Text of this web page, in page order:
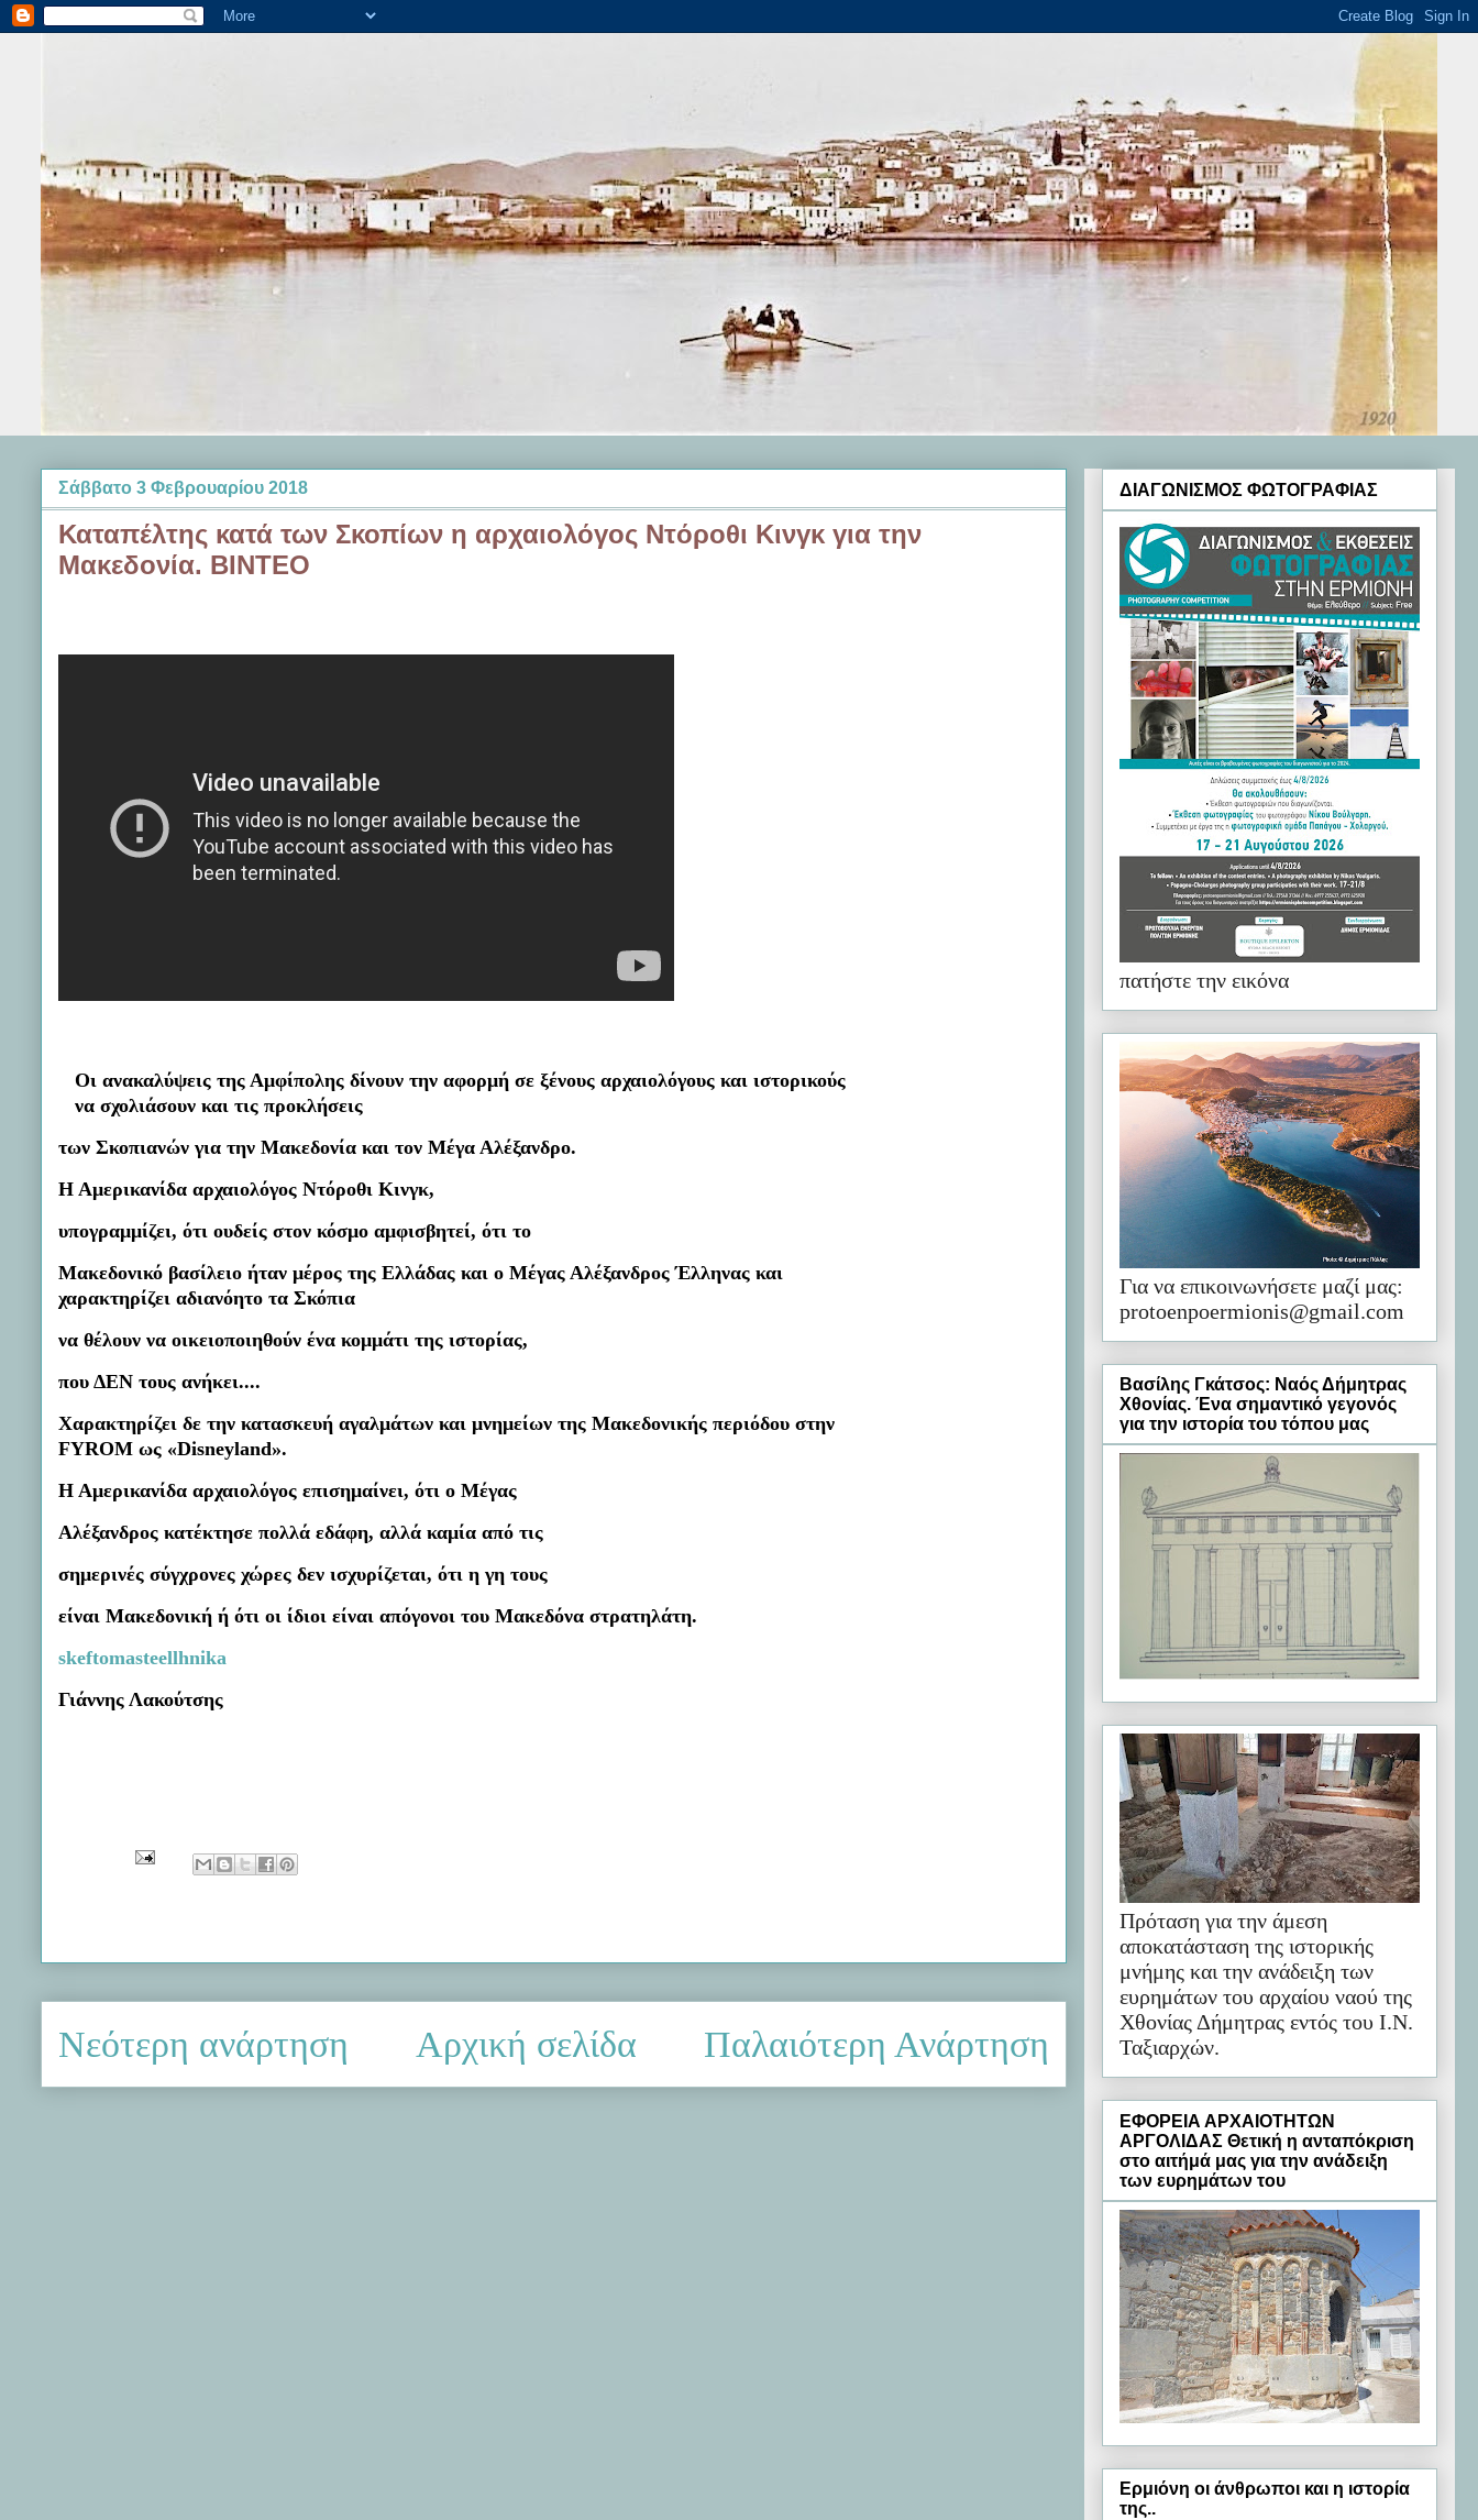
Σάββατο 3 Φεβρουαρίου 2018
Καταπέλτης κατά των Σκοπίων η αρχαιολόγος Ντόροθι Κινγκ για την
Μακεδονία. ΒΙΝΤΕΟ
Οι ανακαλύψεις της Αμφίπολης δίνουν την αφορμή σε ξένους αρχαιολόγους και ιστορικούς
να σχολιάσουν και τις προκλήσεις
των Σκοπιανών για την Μακεδονία και τον Μέγα Αλέξανδρο.
Η Αμερικανίδα αρχαιολόγος Ντόροθι Κινγκ,
υπογραμμίζει, ότι ουδείς στον κόσμο αμφισβητεί, ότι το
Μακεδονικό βασίλειο ήταν μέρος της Ελλάδας και ο Μέγας ΑλέξανδροςΈλληνας και
χαρακτηρίζει αδιανόητο τα Σκόπια
να θέλουν να οικειοποιηθούν ένα κομμάτι της ιστορίας,
που ΔΕΝ τους ανήκει....
Χαρακτηρίζει δε την κατασκευή αγαλμάτων και μνημείων της Μακεδονικής περιόδου στην
FYROM ως «Disneyland».
Η Αμερικανίδα αρχαιολόγος επισημαίνει, ότι ο Μέγας
Αλέξανδρος κατέκτησε πολλά εδάφη, αλλά καμία από τις
σημερινές σύγχρονες χώρες δεν ισχυρίζεται, ότι η γη τους
είναι Μακεδονική ή ότι οι ίδιοι είναι απόγονοι του Μακεδόνα στρατηλάτη.
skeftomasteellhnika
Γιάννης Λακούτσης
Νεότερη ανάρτηση Παλαιότερη Ανάρτηση
Αρχική σελίδα
ΔΙΑΓΩΝΙΣΜΟΣ ΦΩΤΟΓΡΑΦΙΑΣ
πατήστε την εικόνα
Για να επικοινωνήσετε μαζί μας:
protoenpoermionis@gmail.com
Βασίλης Γκάτσος: Ναός Δήμητρας
Χθονίας. Ένα σημαντικό γεγονός
για την ιστορία του τόπου μας
Πρόταση για την άμεση
αποκατάσταση της ιστορικής
μνήμης και την ανάδειξη των
ευρημάτων του αρχαίου ναού της
Χθονίας Δήμητρας εντός του Ι.Ν.
Ταξιαρχών.
ΕΦΟΡΕΙΑ ΑΡΧΑΙΟΤΗΤΩΝ
ΑΡΓΟΛΙΔΑΣ Θετική η ανταπόκριση
στο αιτήμά μας για την ανάδειξη
των ευρημάτων του
Ερμιόνη oι άνθρωποι και η ιστορία
της..